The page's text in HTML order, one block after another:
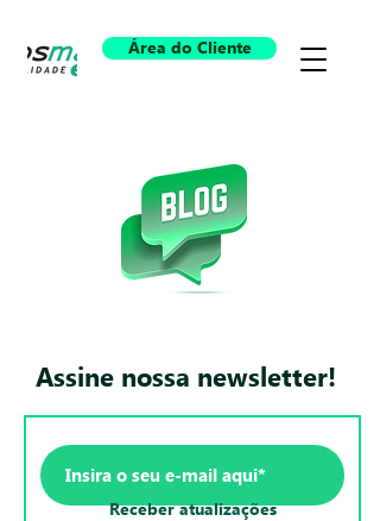
Área do Cliente
Assine nossa newsletter!
Receber atualizações